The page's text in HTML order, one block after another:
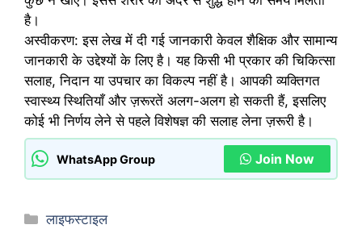
है।
अस्वीकरण: इस लेख में दी गई जानकारी केवल शैक्षिक और सामान्य
जानकारी के उद्देश्यों के लिए है। यह किसी भी प्रकार की चिकित्सा
सलाह, निदान या उपचार का विकल्प नहीं है। आपकी व्यक्तिगत
स्वास्थ्य स्थितियाँ और ज़रूरतें अलग-अलग हो सकती हैं, इसलिए
कोई भी निर्णय लेने से पहले विशेषज्ञ की सलाह लेना ज़रूरी है।
WhatsApp Group Join Now
Categories
लाइफस्टाइल